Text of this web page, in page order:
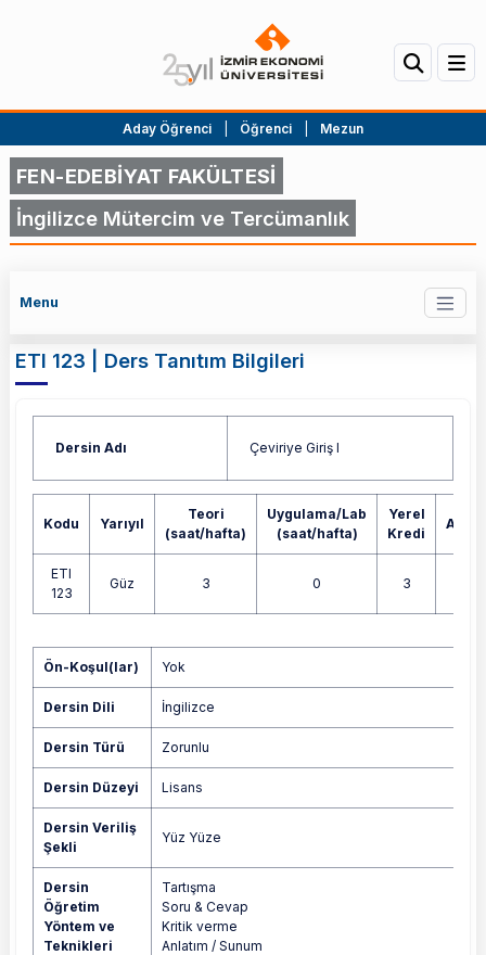
Aday Öğrenci Öğrenci Mezun
FEN-EDEBİYAT FAKÜLTESİ
İngilizce Mütercim ve Tercümanlık
Menu
ETI 123 | Ders Tanıtım Bilgileri
Dersin Adı Çeviriye Giriş I
Kodu Yarıyıl
Teori
(saat/hafta)
Uygulama/Lab
(saat/hafta)
Yerel
Kredi
AKTS
ETI
123
Güz 3 0 3
Yok
Ön-Koşul(lar) Yok
Dersin Dili İngilizce
Dersin Türü Zorunlu
Dersin Düzeyi Lisans
Dersin Veriliş
Şekli
Yüz Yüze
Dersin
Öğretim
Yöntem ve
Teknikleri
Tartışma
Soru & Cevap
Kritik verme
Anlatım / Sunum